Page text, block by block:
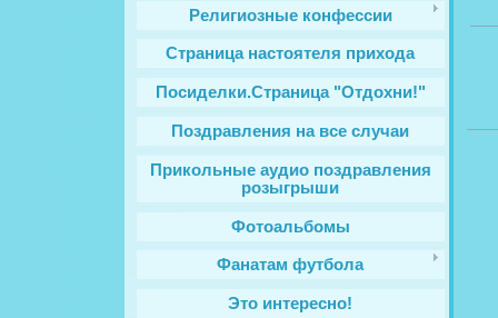
Религиозные конфессии
Cтраница настоятеля прихода
Посиделки.Страница "Отдохни!"
Поздравления на все случаи
Прикольные аудио поздравления
розыгрыши
Фотоальбомы
Фанатам футбола
Это интересно!